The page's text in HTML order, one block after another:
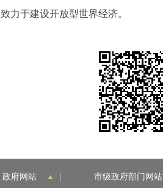
力于建设开放型世界经济。
政府网站 市级政府部门网站